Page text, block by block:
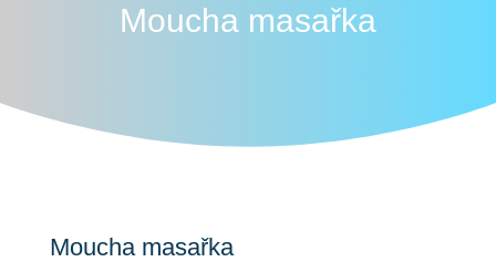
Moucha masařka
Moucha masařka